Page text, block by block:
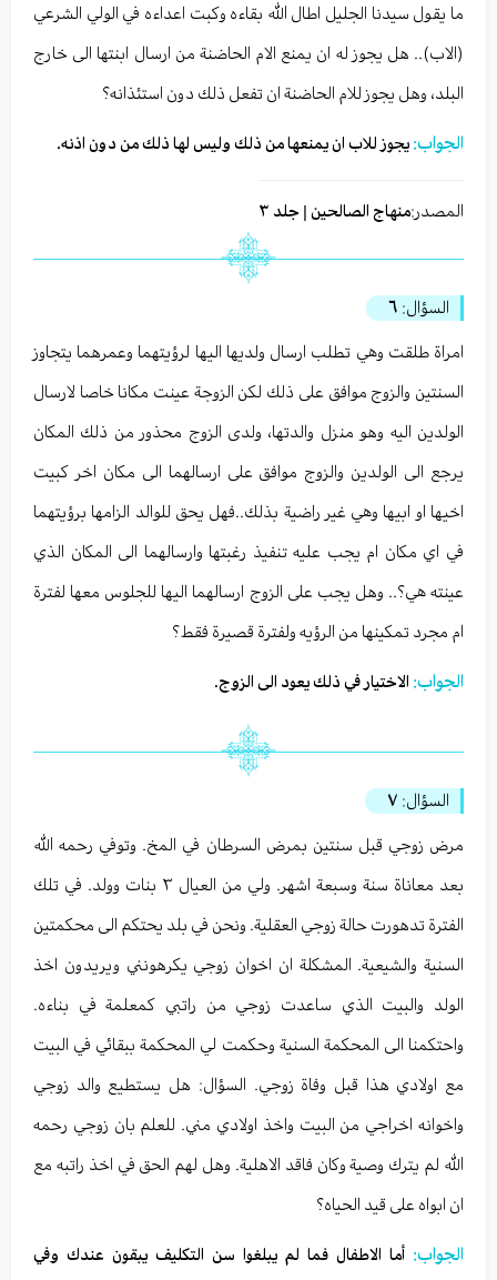
ما يقول سيدنا الجليل اطال الله بقاءه وكبت اعداءه في الولي الشرعي
(الاب).. هل يجوز له ان يمنع الام الحاضنة من ارسال ابنتها الى خارج
البلد، وهل يجوز للام الحاضنة ان تفعل ذلك دون استئذانه؟
الجواب: يجوز للاب ان يمنعها من ذلك وليس لها ذلك من دون اذنه.
المصدر:منهاج الصالحين | جلد ٣
السؤال: ٦
امراة طلقت وهي تطلب ارسال ولديها اليها لرؤيتهما وعمرهما يتجاوز
السنتين والزوج موافق على ذلك لكن الزوجة عينت مكانا خاصا لارسال
الولدين اليه وهو منزل والدتها، ولدى الزوج محذور من ذلك المكان
يرجع الى الولدين والزوج موافق على ارسالهما الى مكان اخر كبيت
اخيها او ابيها وهي غير راضية بذلك..فهل يحق للوالد الزامها برؤيتهما
في اي مكان ام يجب عليه تنفيذ رغبتها وارسالهما الى المكان الذي
عينته هي؟.. وهل يجب على الزوج ارسالهما اليها للجلوس معها لفترة
ام مجرد تمكينها من الرؤيه ولفترة قصيرة فقط؟
الجواب: الاختيار في ذلك يعود الى الزوج.
السؤال: ٧
مرض زوجي قبل سنتين بمرض السرطان في المخ. وتوفي رحمه الله
بعد معاناة سنة وسبعة اشهر. ولي من العيال ٣ بنات وولد. في تلك
الفترة تدهورت حالة زوجي العقلية. ونحن في بلد يحتكم الى محكمتين
السنية والشيعية. المشكلة ان اخوان زوجي يكرهونني ويريدون اخذ
الولد والبيت الذي ساعدت زوجي من راتبي كمعلمة في بناءه.
واحتكمنا الى المحكمة السنية وحكمت لي المحكمة ببقائي في البيت
مع اولادي هذا قبل وفاة زوجي. السؤال: هل يستطيع والد زوجي
واخوانه اخراجي من البيت واخذ اولادي مني. للعلم بان زوجي رحمه
الله لم يترك وصية وكان فاقد الاهلية. وهل لهم الحق في اخذ راتبه مع
ان ابواه على قيد الحياه؟
الجواب: أما الاطفال فما لم يبلغوا سن التكليف يبقون عندك وفي